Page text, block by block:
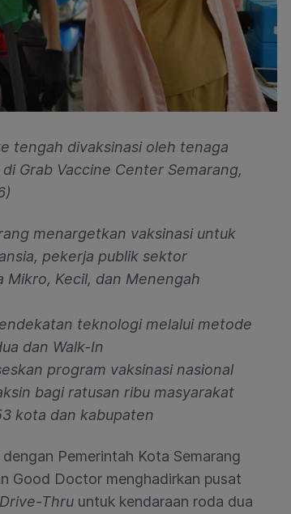
tengah divaksinasi oleh tenaga
Grab Vaccine Center Semarang,
menargetkan vaksinasi untuk
pekerja publik sektor
Mikro, Kecil, dan Menengah
teknologi melalui metode
dan Walk-In
program vaksinasi nasional
bagi ratusan ribu masyarakat
kota dan kabupaten
dengan Pemerintah Kota Semarang
Good Doctor menghadirkan pusat
Drive-Thru untuk kendaraan roda dua